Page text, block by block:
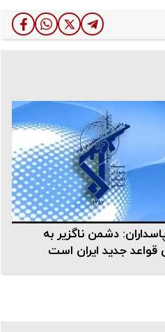
دشمن ناگزیر به
قواعد جدید ایران است